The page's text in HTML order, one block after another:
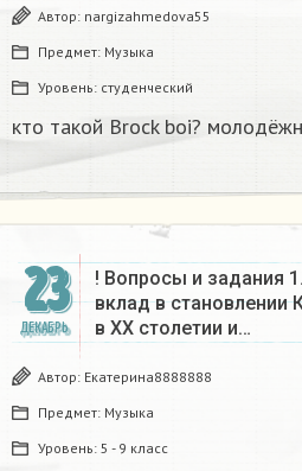
Автор: nargizahmedova55
Предмет: Музыка
Уровень: студенческий
кто такой Brock boi?
23
ДЕКАБРЬ
! Вопросы и задания
вклад в становлении
в ХХ столетии и…
Автор: Екатерина8888888
Предмет: Музыка
Уровень: 5 - 9 класс